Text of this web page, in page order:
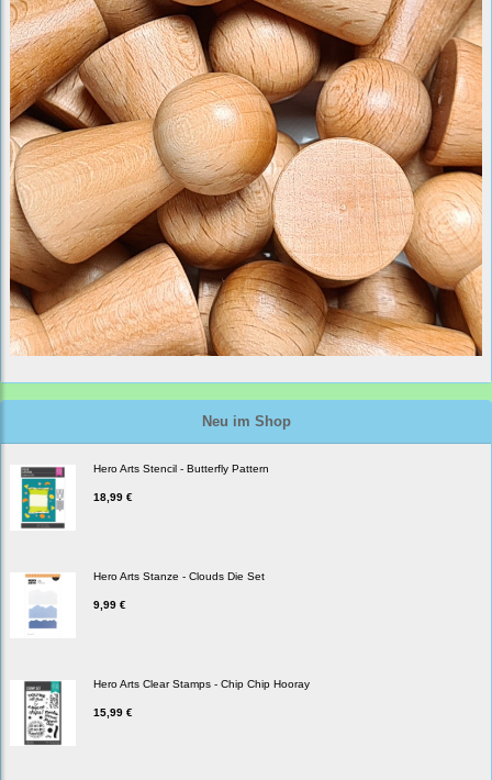
Neu im Shop
Hero Arts Stencil - Butterfly Pattern
18,99 €
Hero Arts Stanze - Clouds Die Set
9,99 €
Hero Arts Clear Stamps - Chip Chip Hooray
15,99 €